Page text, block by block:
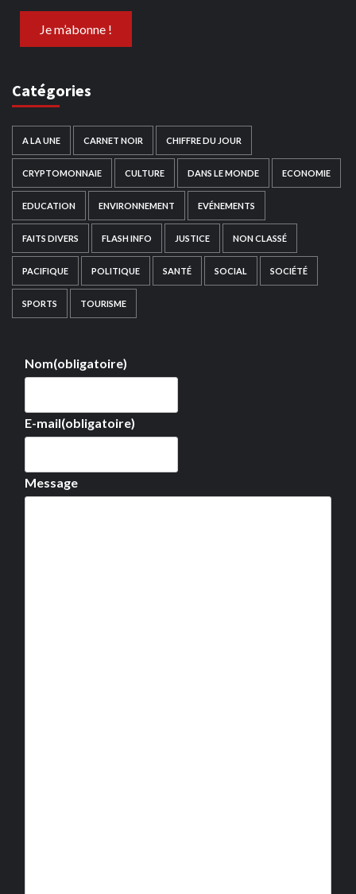
Catégories
A LA UNE CARNET NOIR CHIFFRE DU JOUR
CRYPTOMONNAIE CULTURE DANS LE MONDE ECONOMIE
EDUCATION ENVIRONNEMENT EVÉNEMENTS
FAITS DIVERS FLASH INFO JUSTICE NON CLASSÉ
PACIFIQUE POLITIQUE SANTÉ SOCIAL SOCIÉTÉ
SPORTS TOURISME
Nom(obligatoire)
E-mail(obligatoire)
Message